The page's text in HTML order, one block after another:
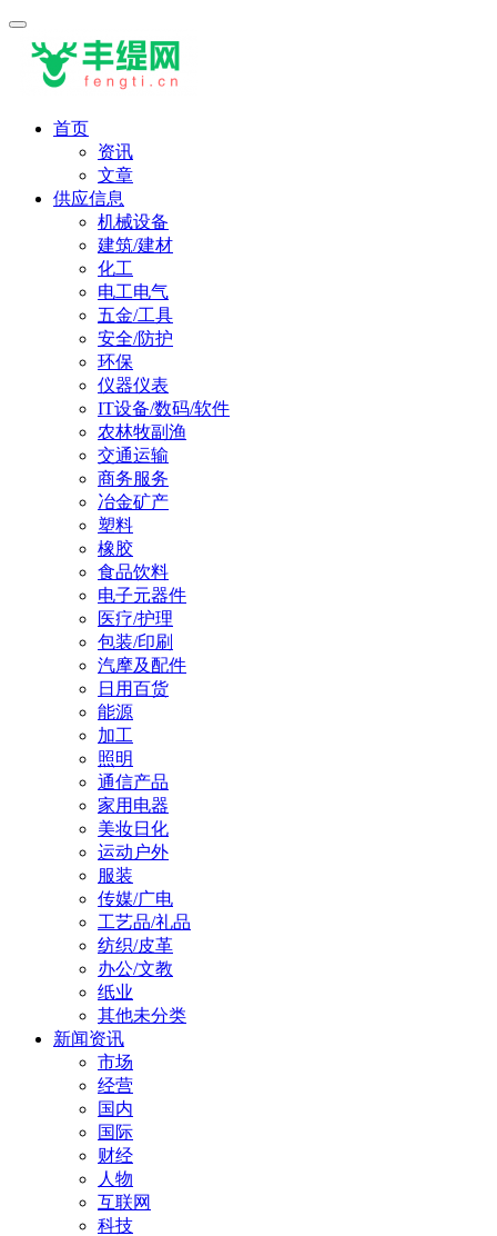
首页
资讯
文章
供应信息
机械设备
建筑/建材
化工
电工电气
五金/工具
安全/防护
环保
仪器仪表
IT设备/数码/软件
农林牧副渔
交通运输
商务服务
冶金矿产
塑料
橡胶
食品饮料
电子元器件
医疗/护理
包装/印刷
汽摩及配件
日用百货
能源
加工
照明
通信产品
家用电器
美妆日化
运动户外
服装
传媒/广电
工艺品/礼品
纺织/皮革
办公/文教
纸业
其他未分类
新闻资讯
市场
经营
国内
国际
财经
人物
互联网
科技